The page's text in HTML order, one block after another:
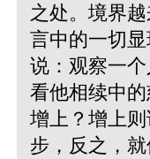
之处。境界
言中的一切
说：观察一
看他相续中
增上？增上
步，反之，